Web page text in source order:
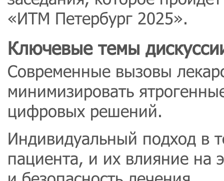
«ИТМ Петербург 2025».
Ключевые темы
Современные вызовы
минимизировать
цифровых решений.
Индивидуальный подход в
пациента, и их влияние на